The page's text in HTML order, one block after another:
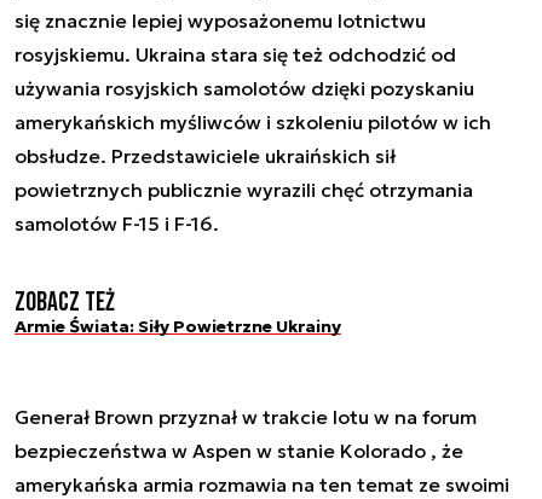
się znacznie lepiej wyposażonemu lotnictwu
rosyjskiemu. Ukraina stara się też odchodzić od
używania rosyjskich samolotów dzięki pozyskaniu
amerykańskich myśliwców i szkoleniu pilotów w ich
obsłudze. Przedstawiciele ukraińskich sił
powietrznych publicznie wyrazili chęć otrzymania
samolotów F-15 i F-16.
Zobacz też
Armie Świata: Siły Powietrzne Ukrainy
Generał Brown przyznał w trakcie lotu w na forum
bezpieczeństwa w Aspen w stanie Kolorado , że
amerykańska armia rozmawia na ten temat ze swoimi